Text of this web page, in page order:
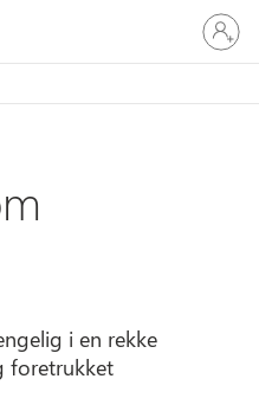
Logg
på
kontoen
i en rekke
foretrukket